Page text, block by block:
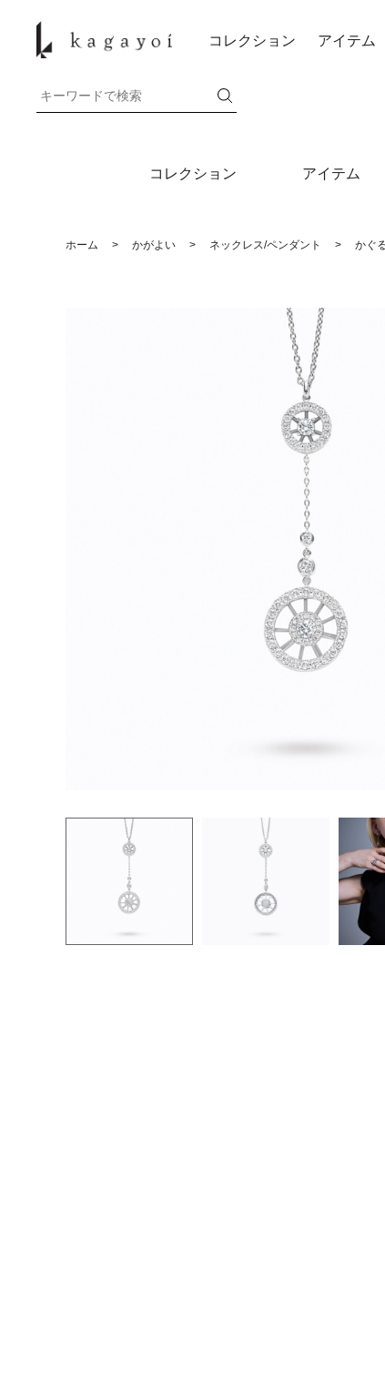
コレクション アイテム
コレクション アイテム
ホーム > かがよい > ネックレス/ペンダント > かぐ